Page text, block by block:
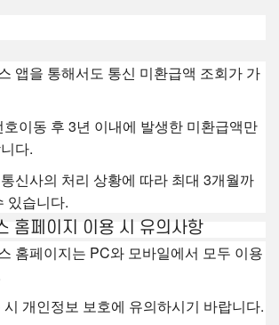
앱을 통해서도 통신 미환급액 조회가 가
이동 후 3년 이내에 발생한 미환급액만
다.
신사의 처리 상황에 따라 최대 3개월까
있습니다.
홈페이지 이용 시 유의사항
홈페이지는 PC와 모바일에서 모두 이용
개인정보 보호에 유의하시기 바랍니다.